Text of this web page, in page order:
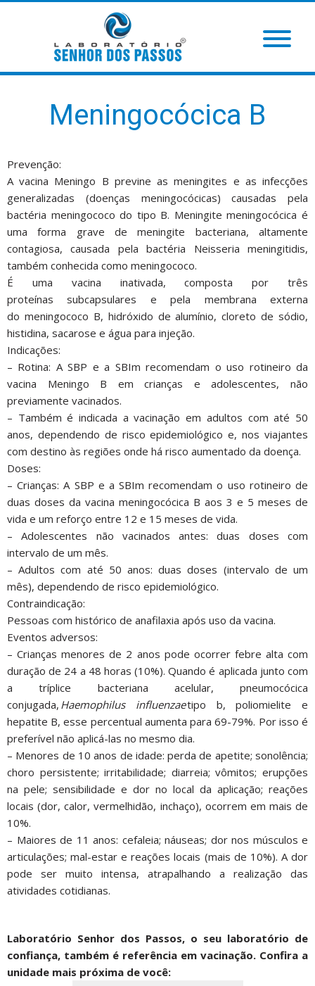
Meningocócica B
Prevenção:
A vacina Meningo B previne as meningites e as infecções
generalizadas (doenças meningocócicas) causadas pela
bactéria meningococo do tipo B. Meningite meningocócica é
uma forma grave de meningite bacteriana, altamente
contagiosa, causada pela bactéria Neisseria meningitidis,
também conhecida como meningococo.
É uma vacina inativada, composta por três
proteínas subcapsulares e pela membrana externa
do meningococo B, hidróxido de alumínio, cloreto de sódio,
histidina, sacarose e água para injeção.
Indicações:
– Rotina: A SBP e a SBIm recomendam o uso rotineiro da
vacina Meningo B em crianças e adolescentes, não
previamente vacinados.
– Também é indicada a vacinação em adultos com até 50
anos, dependendo de risco epidemiológico e, nos viajantes
com destino às regiões onde há risco aumentado da doença.
Doses:
– Crianças: A SBP e a SBIm recomendam o uso rotineiro de
duas doses da vacina meningocócica B aos 3 e 5 meses de
vida e um reforço entre 12 e 15 meses de vida.
– Adolescentes não vacinados antes: duas doses com
intervalo de um mês.
– Adultos com até 50 anos: duas doses (intervalo de um
mês), dependendo de risco epidemiológico.
Contraindicação:
Pessoas com histórico de anafilaxia após uso da vacina.
Eventos adversos:
– Crianças menores de 2 anos pode ocorrer febre alta com
duração de 24 a 48 horas (10%). Quando é aplicada junto com
a tríplice bacteriana acelular, pneumocócica
conjugada, Haemophilus influenzaetipo b, poliomielite e
hepatite B, esse percentual aumenta para 69-79%. Por isso é
preferível não aplicá-las no mesmo dia.
– Menores de 10 anos de idade: perda de apetite; sonolência;
choro persistente; irritabilidade; diarreia; vômitos; erupções
na pele; sensibilidade e dor no local da aplicação; reações
locais (dor, calor, vermelhidão, inchaço), ocorrem em mais de
10%.
– Maiores de 11 anos: cefaleia; náuseas; dor nos músculos e
articulações; mal-estar e reações locais (mais de 10%). A dor
pode ser muito intensa, atrapalhando a realização das
atividades cotidianas.
Laboratório Senhor dos Passos, o seu laboratório de
confiança, também é referência em vacinação. Confira a
unidade mais próxima de você: